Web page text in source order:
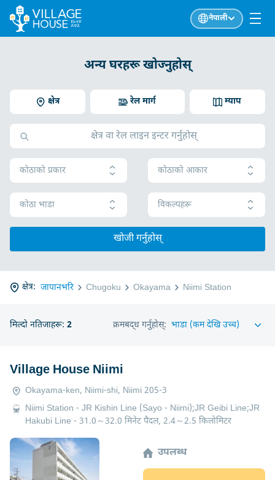
नेपाली
अन्य घरहरू खोज्नुहोस्
क्षेत्र म्याप
रेल मार्ग
कोठाको प्रकार कोठाको आकार
कोठा भाडा विकल्पहरू
खोजी गर्नुहोस्
क्षेत्र: जापानभरि Chugoku Okayama Niimi Station
मिल्दो नतिजाहरू: 2 क्रमबद्ध गर्नुहोस्:
Village House Niimi
Okayama-ken, Niimi-shi, Niimi 205-3
Niimi Station - JR Kishin Line (Sayo - Niimi);JR Geibi Line;JR
Hakubi Line - 31.0～32.0 मिनेट पैदल, 2.4～2.5 किलोमिटर
उपलब्ध